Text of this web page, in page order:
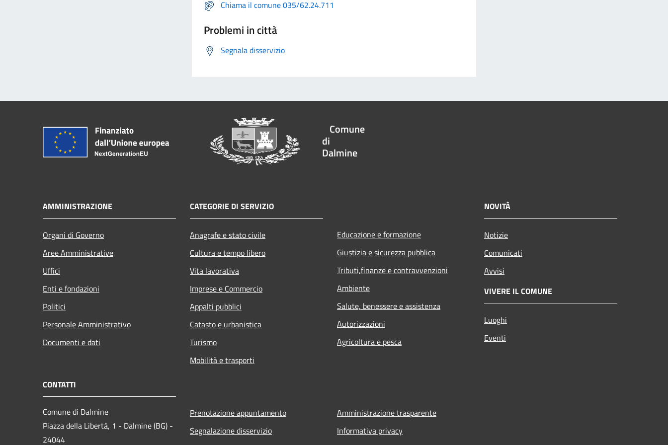
Chiama il comune 035/62.24.711
Problemi in città
Segnala disservizio
Comune
di
Dalmine
AMMINISTRAZIONE
Organi di Governo
Aree Amministrative
Uffici
Enti e fondazioni
Politici
Personale Amministrativo
Documenti e dati
CATEGORIE DI SERVIZIO
Anagrafe e stato civile
Cultura e tempo libero
Vita lavorativa
Imprese e Commercio
Appalti pubblici
Catasto e urbanistica
Turismo
Mobilità e trasporti
Educazione e formazione
Giustizia e sicurezza pubblica
Tributi,finanze e contravvenzioni
Ambiente
Salute, benessere e assistenza
Autorizzazioni
Agricoltura e pesca
NOVITÀ
Notizie
Comunicati
Avvisi
VIVERE IL COMUNE
Luoghi
Eventi
CONTATTI
Comune di Dalmine
Piazza della Libertà, 1 - Dalmine (BG) -
24044
Prenotazione appuntamento
Segnalazione disservizio
Amministrazione trasparente
Informativa privacy